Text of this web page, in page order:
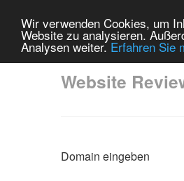
Wir verwenden Cookies, um
Website zu analysieren.
Analysen weiter. Erfahren Sie
Website
Domain eingeben